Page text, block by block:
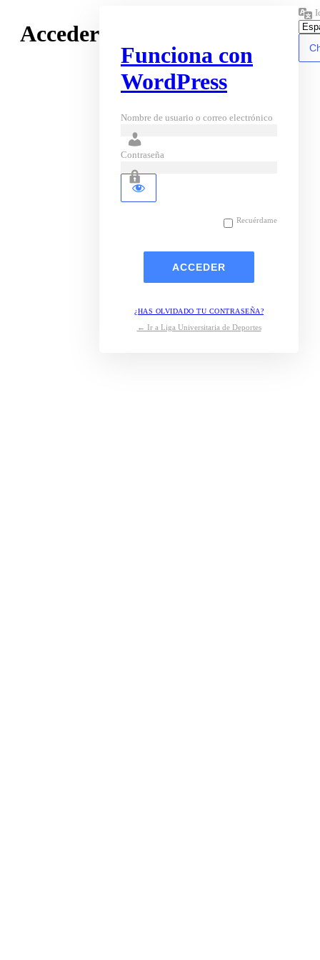
Acceder
Funciona con
WordPress
Nombre de usuario o correo electrónico
Contraseña
Recuérdame
¿HAS OLVIDADO TU CONTRASEÑA?
← Ir a Liga Universitaria de Deportes